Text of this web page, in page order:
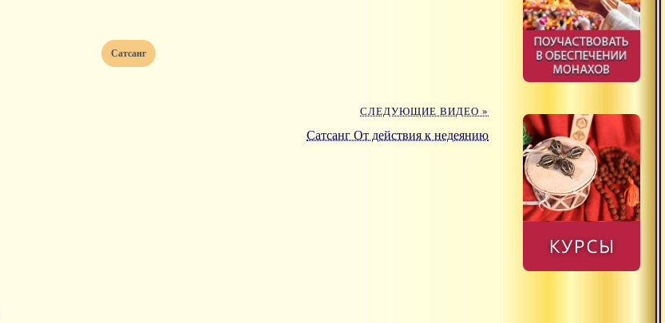
Сатсанг
СЛЕДУЮЩИЕ ВИДЕО »
Сатсанг От действия к недеянию